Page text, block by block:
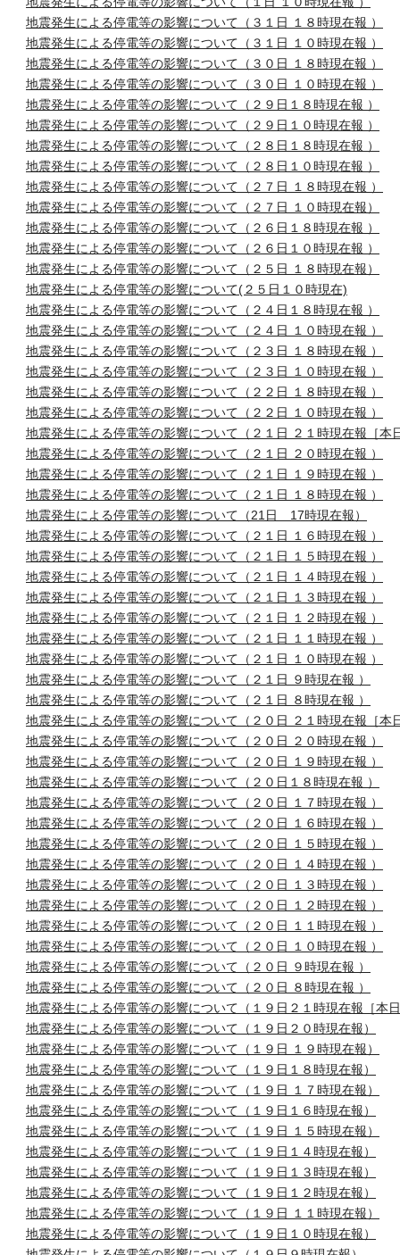
地震発生による停電等の影響について（３１日 １８時現在報 ）
地震発生による停電等の影響について（３１日 １０時現在報 ）
地震発生による停電等の影響について（３０日 １８時現在報 ）
地震発生による停電等の影響について（３０日 １０時現在報 ）
地震発生による停電等の影響について（２９日１８時現在報 ）
地震発生による停電等の影響について（２９日１０時現在報 ）
地震発生による停電等の影響について（２８日１８時現在報 ）
地震発生による停電等の影響について（２８日１０時現在報 ）
地震発生による停電等の影響について（２７日 １８時現在報 ）
地震発生による停電等の影響について（２７日 １０時現在報）
地震発生による停電等の影響について（２６日１８時現在報 ）
地震発生による停電等の影響について（２６日１０時現在報 ）
地震発生による停電等の影響について（２５日 １８時現在報）
地震発生による停電等の影響について(２５日１０時現在)
地震発生による停電等の影響について（２４日１８時現在報 ）
地震発生による停電等の影響について（２４日 １０時現在報 ）
地震発生による停電等の影響について（２３日 １８時現在報 ）
地震発生による停電等の影響について（２３日 １０時現在報 ）
地震発生による停電等の影響について（２２日 １８時現在報 ）
地震発生による停電等の影響について（２２日 １０時現在報 ）
地震発生による停電等の影響について（２１日 ２１時現在報［本
地震発生による停電等の影響について（２１日 ２０時現在報 ）
地震発生による停電等の影響について（２１日 １９時現在報 ）
地震発生による停電等の影響について（２１日 １８時現在報 ）
地震発生による停電等の影響について（21日 17時現在報）
地震発生による停電等の影響について（２１日 １６時現在報 ）
地震発生による停電等の影響について（２１日 １５時現在報 ）
地震発生による停電等の影響について（２１日 １４時現在報 ）
地震発生による停電等の影響について（２１日 １３時現在報 ）
地震発生による停電等の影響について（２１日 １２時現在報 ）
地震発生による停電等の影響について（２１日 １１時現在報 ）
地震発生による停電等の影響について（２１日 １０時現在報 ）
地震発生による停電等の影響について（２１日 ９時現在報 ）
地震発生による停電等の影響について（２１日 ８時現在報 ）
地震発生による停電等の影響について（２０日 ２１時現在報［本
地震発生による停電等の影響について（２０日 ２０時現在報 ）
地震発生による停電等の影響について（２０日 １９時現在報 ）
地震発生による停電等の影響について（２０日１８時現在報 ）
地震発生による停電等の影響について（２０日 １７時現在報 ）
地震発生による停電等の影響について（２０日 １６時現在報 ）
地震発生による停電等の影響について（２０日 １５時現在報 ）
地震発生による停電等の影響について（２０日 １４時現在報 ）
地震発生による停電等の影響について（２０日 １３時現在報 ）
地震発生による停電等の影響について（２０日 １２時現在報 ）
地震発生による停電等の影響について（２０日 １１時現在報 ）
地震発生による停電等の影響について（２０日 １０時現在報 ）
地震発生による停電等の影響について（２０日 ９時現在報 ）
地震発生による停電等の影響について（２０日 ８時現在報 ）
地震発生による停電等の影響について（１９日２１時現在報［本
地震発生による停電等の影響について（１９日２０時現在報）
地震発生による停電等の影響について（１９日 １９時現在報）
地震発生による停電等の影響について（１９日１８時現在報）
地震発生による停電等の影響について（１９日 １７時現在報）
地震発生による停電等の影響について（１９日１６時現在報）
地震発生による停電等の影響について（１９日 １５時現在報）
地震発生による停電等の影響について（１９日１４時現在報）
地震発生による停電等の影響について（１９日１３時現在報）
地震発生による停電等の影響について（１９日１２時現在報）
地震発生による停電等の影響について（１９日 １１時現在報）
地震発生による停電等の影響について（１９日１０時現在報）